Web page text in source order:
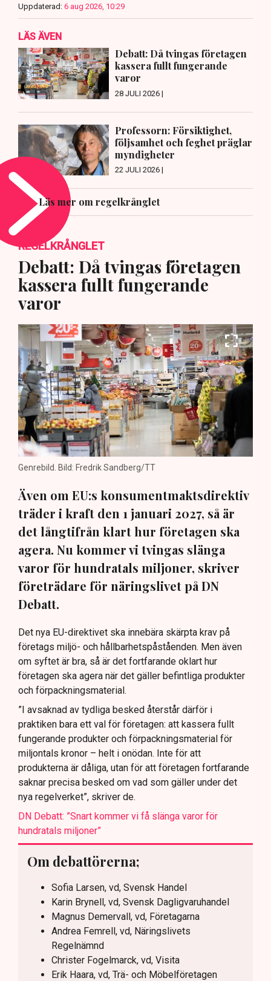
Uppdaterad: 6 aug 2026, 10:29
LÄS ÄVEN
Debatt: Då tvingas företagen
kassera fullt fungerande
varor
28 JULI 2026 |
Professorn: Försiktighet,
följsamhet och feghet präglar
myndigheter
22 JULI 2026 |
Läs mer om regelkrånglet
REGELKRÅNGLET
Debatt: Då tvingas företagen
kassera fullt fungerande
varor
Genrebild. Bild: Fredrik Sandberg/TT
Även om EU:s konsumentmaktsdirektiv
träder i kraft den 1 januari 2027, så är
det långtifrån klart hur företagen ska
agera. Nu kommer vi tvingas slänga
varor för hundratals miljoner, skriver
företrädare för näringslivet på DN
Debatt.
Det nya EU-direktivet ska innebära skärpta krav på
företags miljö- och hållbarhetspåståenden. Men även
om syftet är bra, så är det fortfarande oklart hur
företagen ska agera när det gäller befintliga produkter
och förpackningsmaterial.
”I avsaknad av tydliga besked återstår därför i
praktiken bara ett val för företagen: att kassera fullt
fungerande produkter och förpackningsmaterial för
miljontals kronor – helt i onödan. Inte för att
produkterna är dåliga, utan för att företagen fortfarande
saknar precisa besked om vad som gäller under det
nya regelverket”, skriver de.
DN Debatt: ”Snart kommer vi få slänga varor för
hundratals miljoner”
Om debattörerna;
Sofia Larsen, vd, Svensk Handel
Karin Brynell, vd, Svensk Dagligvaruhandel
Magnus Demervall, vd, Företagarna
Andrea Femrell, vd, Näringslivets
Regelnämnd
Christer Fogelmarck, vd, Visita
Erik Haara, vd, Trä- och Möbelföretagen